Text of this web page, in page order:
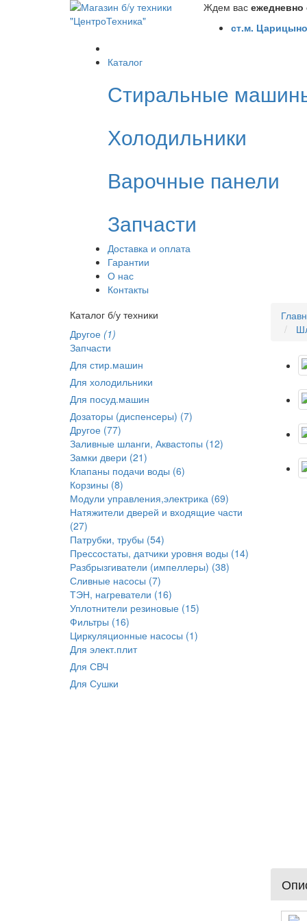
Ждем вас ежедневно
ст.м.
Каталог
Стиральные
Холодильники
Варочные панели
Запчасти
Доставка и оплата
Гарантии
О нас
Контакты
Каталог б/у техники
Другое (1)
Запчасти
Для стир.машин
Для холодильники
Для посуд.машин
Дозаторы (диспенсеры) (7)
Другое (77)
Заливные шланги, Аквастопы (12)
Замки двери (21)
Клапаны подачи воды (6)
Корзины (8)
Модули управления,электрика (69)
Натяжители дверей и входящие части
(27)
Патрубки, трубы (54)
Прессостаты, датчики уровня воды (14)
Разбрызгиватели (импеллеры) (38)
Сливные насосы (7)
ТЭН, нагреватели (16)
Уплотнители резиновые (15)
Фильтры (16)
Циркуляционные насосы (1)
Для элект.плит
Для СВЧ
Для Сушки